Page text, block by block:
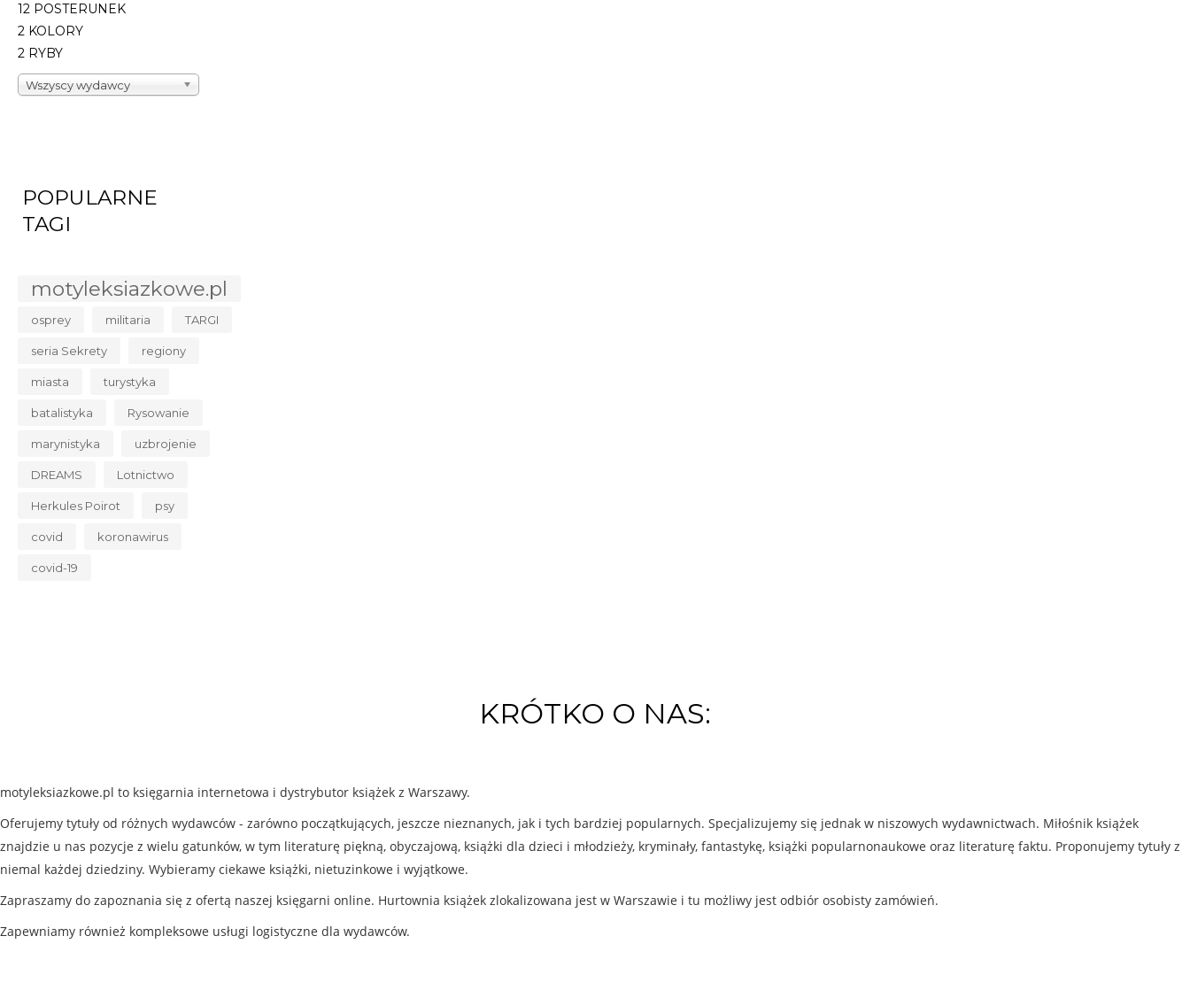
12 POSTERUNEK
2 KOLORY
2 RYBY
Wszyscy wydawcy
POPULARNE
TAGI
motyleksiazkowe.pl
osprey militaria TARGI
seria Sekrety regiony
miasta turystyka
batalistyka Rysowanie
marynistyka uzbrojenie
DREAMS Lotnictwo
Herkules Poirot psy
covid koronawirus
covid-19
KRÓTKO O NAS:
motyleksiazkowe.pl to księgarnia internetowa i dystrybutor książek z Warszawy.
Oferujemy tytuły od różnych wydawców - zarówno początkujących, jeszcze nieznanych, jak i tych bardziej popularnych. Specjalizujemy się jednak w niszowych wydawnictwach. Miłośnik książek
znajdzie u nas pozycje z wielu gatunków, w tym literaturę piękną, obyczajową, książki dla dzieci i młodzieży, kryminały, fantastykę, książki popularnonaukowe oraz literaturę faktu. Proponujemy tytuły z
niemal każdej dziedziny. Wybieramy ciekawe książki, nietuzinkowe i wyjątkowe.
Zapraszamy do zapoznania się z ofertą naszej księgarni online. Hurtownia książek zlokalizowana jest w Warszawie i tu możliwy jest odbiór osobisty zamówień.
Zapewniamy również kompleksowe usługi logistyczne dla wydawców.